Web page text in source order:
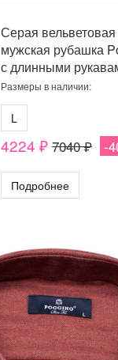
Серая
мужская рубашка
с длинными
Размеры в наличии:
L
4224 ₽ 7040 ₽ -
Подробнее